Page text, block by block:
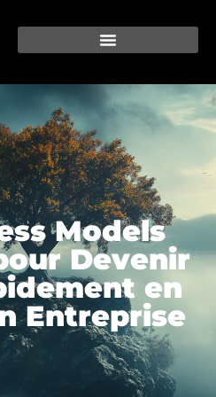
Models
Devenir
en
Entreprise